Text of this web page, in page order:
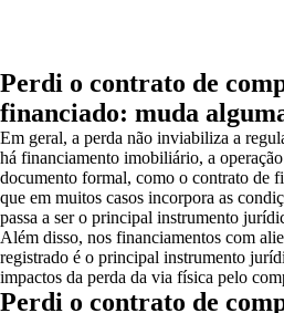
Perdi o contrato de
financiado: muda
Em geral, a perda não inviabiliza a
há financiamento imobiliário, a
documento formal, como o contrato de
que em muitos casos incorpora as
passa a ser o principal instrumento
Além disso, nos financiamentos com
registrado é o principal instrumento
impactos da perda da via física pelo
Perdi o contrato de